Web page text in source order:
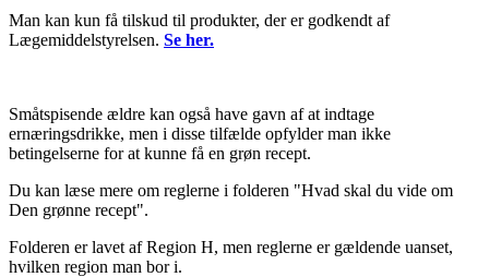
Man kan kun få tilskud til produkter, der er godkendt af
Lægemiddelstyrelsen. Se her.
Småtspisende ældre kan også have gavn af at indtage
ernæringsdrikke, men i disse tilfælde opfylder man ikke
betingelserne for at kunne få en grøn recept.
Du kan læse mere om reglerne i folderen "Hvad skal du vide om
Den grønne recept".
Folderen er lavet af Region H, men reglerne er gældende uanset,
hvilken region man bor i.